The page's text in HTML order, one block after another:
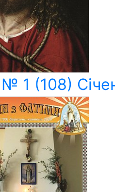
№ 1 (108)